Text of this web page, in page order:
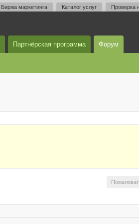
Биржа маркетинга Каталог услуг Проверка
Партнёрская программа Форум